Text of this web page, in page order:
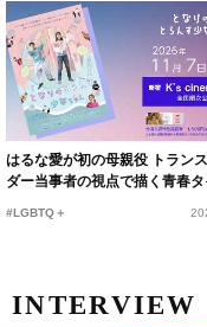
はるな愛が初の母親役 トラン
ダー当事者の視点で描く青春
#LGBTQ＋
INTERVIEW